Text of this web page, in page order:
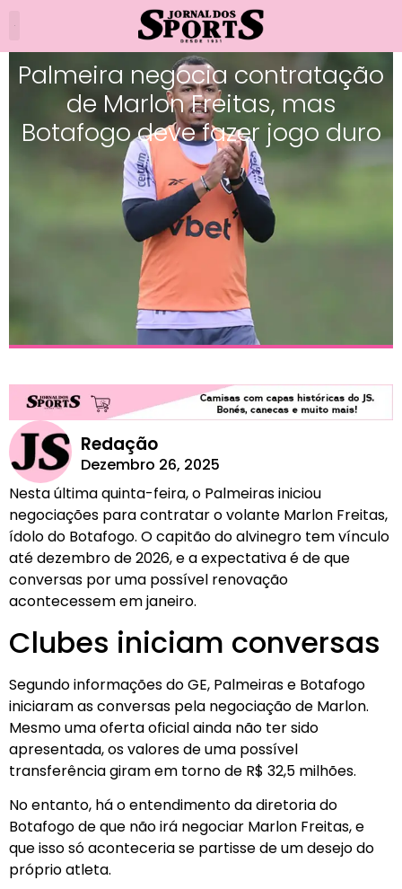
Palmeira negocia contratação
de Marlon Freitas, mas
Botafogo deve fazer jogo duro
Redação
Dezembro 26, 2025
Nesta última quinta-feira, o Palmeiras iniciou
negociações para contratar o volante Marlon Freitas,
ídolo do Botafogo. O capitão do alvinegro tem vínculo
até dezembro de 2026, e a expectativa é de que
conversas por uma possível renovação
acontecessem em janeiro.
Clubes iniciam conversas
Segundo informações do GE, Palmeiras e Botafogo
iniciaram as conversas pela negociação de Marlon.
Mesmo uma oferta oficial ainda não ter sido
apresentada, os valores de uma possível
transferência giram em torno de R$ 32,5 milhões.
No entanto, há o entendimento da diretoria do
Botafogo de que não irá negociar Marlon Freitas, e
que isso só aconteceria se partisse de um desejo do
próprio atleta.